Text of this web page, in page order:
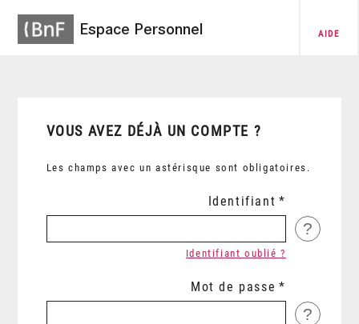
Espace Personnel AIDE
VOUS AVEZ DÉJÀ UN COMPTE ?
Les champs avec un astérisque sont obligatoires.
Identifiant
?
Identifiant oublié ?
Mot de passe
?